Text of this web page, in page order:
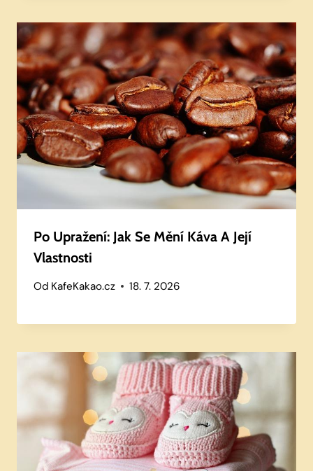
Po Upražení: Jak Se Mění Káva A Její
Vlastnosti
Od KafeKakao.cz 18. 7. 2026